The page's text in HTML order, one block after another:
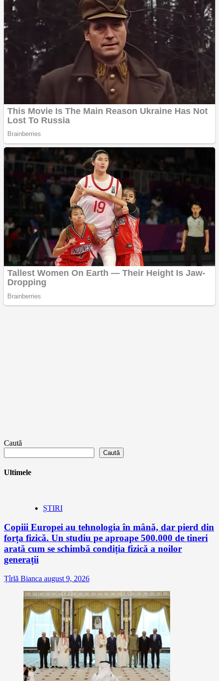
Caută
Caută
Ultimele
ȘTIRI
Copiii Europei au tehnologia în mână, dar pierd din
forța fizică. Un studiu pe aproape 500.000 de tineri
arată cum se schimbă condiția fizică a noilor
generații
Țîrlă Bianca august 9, 2026